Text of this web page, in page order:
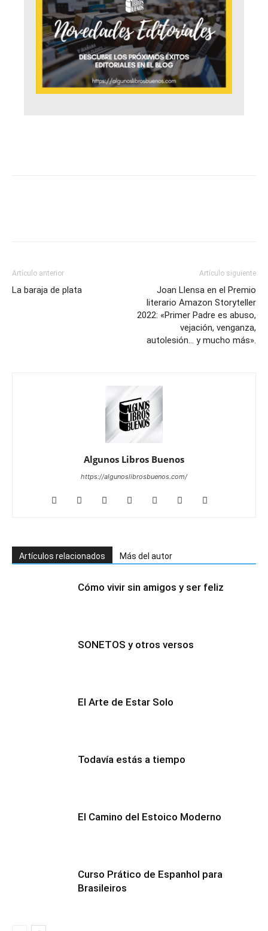
Artículo anterior
La baraja de plata
Artículo siguiente
Joan Llensa en el Premio
literario Amazon Storyteller
2022: «Primer Padre es abuso,
vejación, venganza,
autolesión… y mucho más».
Algunos Libros Buenos
https://algunoslibrosbuenos.com/
Artículos relacionados Más del autor
Cómo vivir sin amigos y ser feliz
SONETOS y otros versos
El Arte de Estar Solo
Todavía estás a tiempo
El Camino del Estoico Moderno
Curso Prático de Espanhol para
Brasileiros